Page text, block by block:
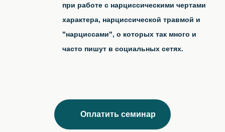
при работе с нарциссическими чертами
характера, нарциссической травмой и
"нарциссами", о которых так много и
часто пишут в социальных сетях.
Оплатить семинар